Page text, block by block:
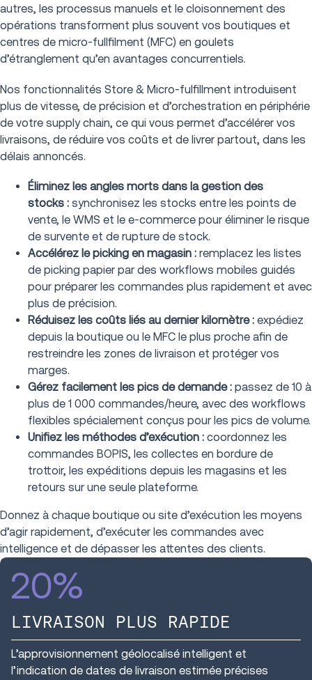
autres, les processus manuels et le cloisonnement des
opérations transforment plus souvent vos boutiques et
centres de micro-fullfilment (MFC) en goulets
d’étranglement qu’en avantages concurrentiels.
Nos fonctionnalités Store & Micro-fulfillment introduisent
plus de vitesse, de précision et d’orchestration en périphérie
de votre supply chain, ce qui vous permet d’accélérer vos
livraisons, de réduire vos coûts et de livrer partout, dans les
délais annoncés.
Éliminez les angles morts dans la gestion des
stocks : synchronisez les stocks entre les points de
vente, le WMS et le e-commerce pour éliminer le risque
de survente et de rupture de stock.
Accélérez le picking en magasin : remplacez les listes
de picking papier par des workflows mobiles guidés
pour préparer les commandes plus rapidement et avec
plus de précision.
Réduisez les coûts liés au dernier kilomètre : expédiez
depuis la boutique ou le MFC le plus proche afin de
restreindre les zones de livraison et protéger vos
marges.
Gérez facilement les pics de demande : passez de 10 à
plus de 1 000 commandes/heure, avec des workflows
flexibles spécialement conçus pour les pics de volume.
Unifiez les méthodes d’exécution : coordonnez les
commandes BOPIS, les collectes en bordure de
trottoir, les expéditions depuis les magasins et les
retours sur une seule plateforme.
Donnez à chaque boutique ou site d’exécution les moyens
d’agir rapidement, d’exécuter les commandes avec
intelligence et de dépasser les attentes des clients.
20%
LIVRAISON PLUS RAPIDE
L’approvisionnement géolocalisé intelligent et
l’indication de dates de livraison estimée précises